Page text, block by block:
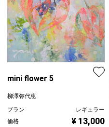
mini flower 5
柳澤弥代恵
プラン
レギュラー
価格
¥ 13,000